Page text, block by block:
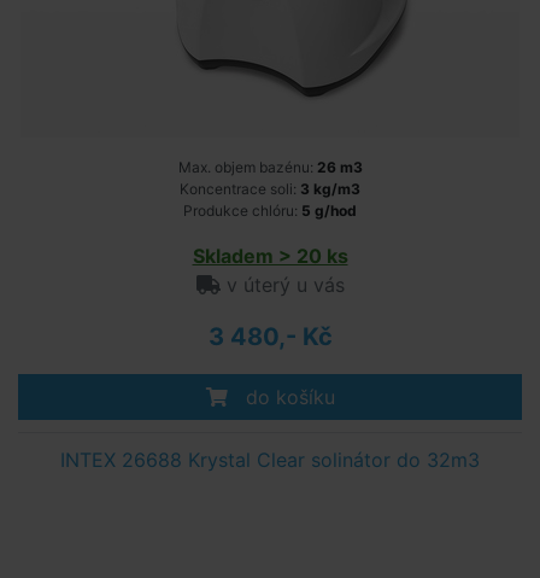
Max. objem bazénu: 26 m3
Koncentrace soli: 3 kg/m3
Produkce chlóru: 5 g/hod
Skladem > 20 ks
v úterý u vás
3 480,- Kč
do košíku
INTEX 26688 Krystal Clear solinátor do 32m3